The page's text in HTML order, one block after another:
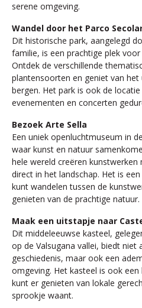
serene omgeving.
Wandel door het Parco
Dit historische park, aangelegd
familie, is een prachtige plek
Ontdek de verschillende
plantensoorten en geniet van
bergen. Het park is ook de
evenementen en concerten
Bezoek Arte Sella
Een uniek openluchtmuseum in
waar kunst en natuur
hele wereld creëren
direct in het landschap. Het is
kunt wandelen tussen de
genieten van de prachtige natuur.
Maak een uitstapje naar
Dit middeleeuwse kasteel,
op de Valsugana vallei, biedt niet
geschiedenis, maar ook een
omgeving. Het kasteel is ook
kunt er genieten van lokale
sprookje waant.